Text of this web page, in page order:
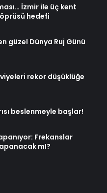
İzmir ile üç kent
hedefi
güzel Dünya Ruj Günü
rekor düşüklüğe
beslenmeyle başlar!
Frekanslar
mI?